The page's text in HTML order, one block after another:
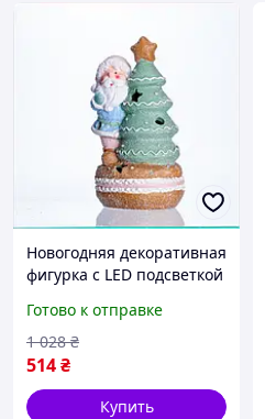
Новогодняя декоративная
фигурка с LED подсветкой
для интерьера и подарка
Готово к отправке
514₴
1 028 ₴
Купить